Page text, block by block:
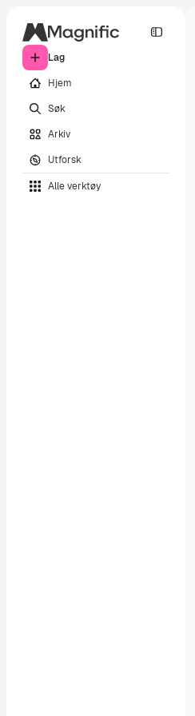
Lag
Hjem
Søk
Arkiv
Utforsk
Alle verktøy